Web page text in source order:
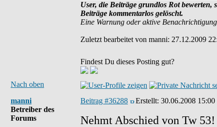
User, die Beiträge grundlos Rot
Beiträge kommentarlos gelöscht.
Eine Warnung oder aktive
Zuletzt bearbeitet von manni: 27.12.2009
Findest Du dieses Posting gut?
Nach oben
manni
Betreiber des
Forums
Beitrag #36288 Erstellt: 30.06.2008 15:00
Nehmt Abschied von Tw